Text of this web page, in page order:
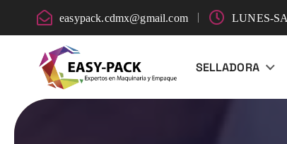
easypack.cdmx@gmail.com LUNES-
SELLADORA